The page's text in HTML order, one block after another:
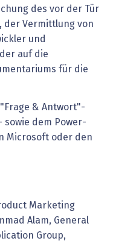
des vor der Tür
der Vermittlung von
und
auf die
für die
& Antwort"-
sowie dem Power-
Microsoft oder den
Marketing
Alam, General
Group,